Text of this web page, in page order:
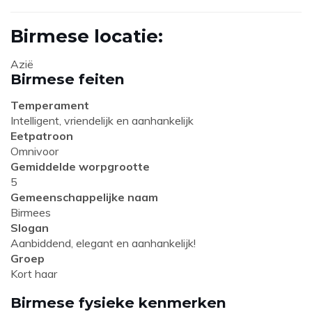
Birmese locatie:
Azië
Birmese feiten
Temperament
Intelligent, vriendelijk en aanhankelijk
Eetpatroon
Omnivoor
Gemiddelde worpgrootte
5
Gemeenschappelijke naam
Birmees
Slogan
Aanbiddend, elegant en aanhankelijk!
Groep
Kort haar
Birmese fysieke kenmerken